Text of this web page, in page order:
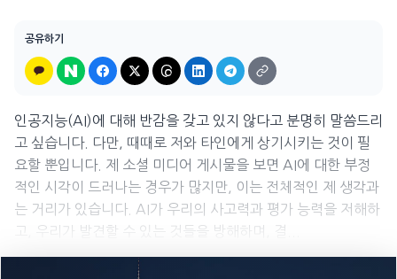
공유하기
인공지능(AI)에 대해 반감을 갖고 있지 않다고 분명히 말씀드리
고 싶습니다. 다만, 때때로 저와 타인에게 상기시키는 것이 필
요할 뿐입니다. 제 소셜 미디어 게시물을 보면 AI에 대한 부정
적인 시각이 드러나는 경우가 많지만, 이는 전체적인 제 생각과
는 거리가 있습니다. AI가 우리의 사고력과 평가 능력을 저해하
고, 우리가 발견할 수 있는 것들을 방해하며, 결...